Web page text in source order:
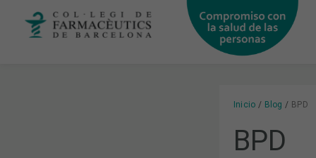
Inicio Blog BPD
BPD